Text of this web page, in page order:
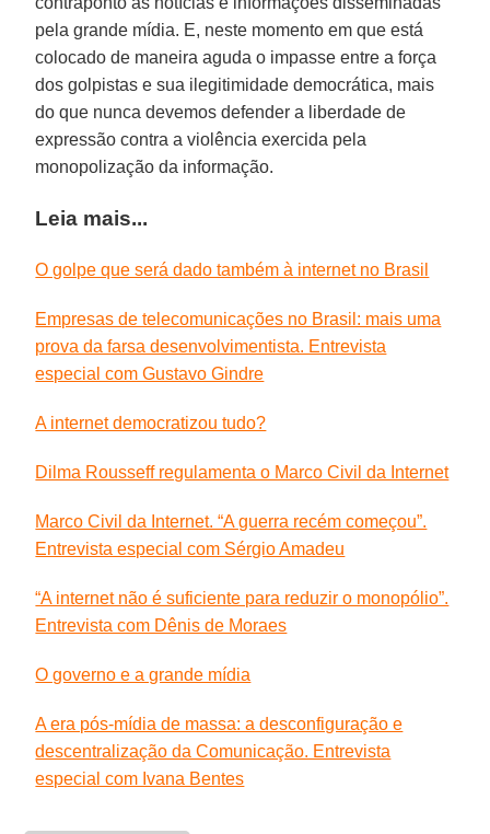
pela grande mídia. E, neste momento em que está
colocado de maneira aguda o impasse entre a força
dos golpistas e sua ilegitimidade democrática, mais
do que nunca devemos defender a liberdade de
expressão contra a violência exercida pela
monopolização da informação.
Leia mais...
O golpe que será dado também à internet no Brasil
Empresas de telecomunicações no Brasil: mais uma
prova da farsa desenvolvimentista. Entrevista
especial com Gustavo Gindre
A internet democratizou tudo?
Dilma Rousseff regulamenta o Marco Civil da Internet
Marco Civil da Internet. “A guerra recém começou”.
Entrevista especial com Sérgio Amadeu
“A internet não é suficiente para reduzir o monopólio”.
Entrevista com Dênis de Moraes
O governo e a grande mídia
A era pós-mídia de massa: a desconfiguração e
descentralização da Comunicação. Entrevista
especial com Ivana Bentes